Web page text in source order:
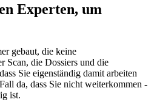
Experten, um
gebaut, die keine
Scan, die Dossiers und die
Sie eigenständig damit arbeiten
da, dass Sie nicht weiterkommen -
ist.